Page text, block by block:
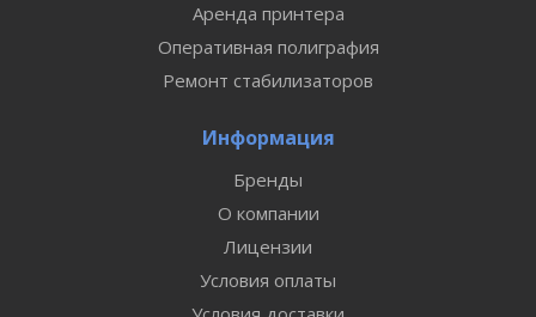
Аренда принтера
Оперативная полиграфия
Ремонт стабилизаторов
Информация
Бренды
О компании
Лицензии
Условия оплаты